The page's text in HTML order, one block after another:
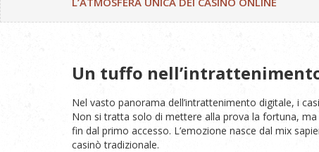
Un tuffo
Nel vasto panorama dell’intrattenimento digitale, i
Non si tratta solo di mettere alla prova la fortuna,
fin dal primo accesso. L’emozione nasce dal mix
casinò tradizionale.